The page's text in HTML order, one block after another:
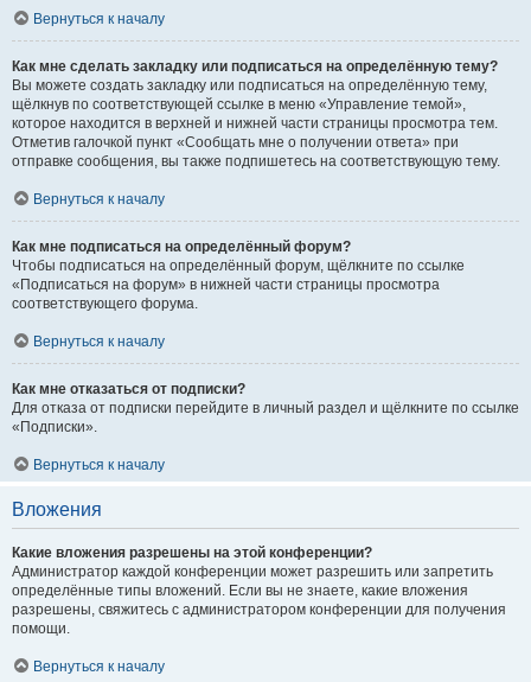
Вернуться к началу
Как мне сделать закладку или подписаться на определённую тему?
Вы можете создать закладку или подписаться на определённую тему,
щёлкнув по соответствующей ссылке в меню «Управление темой»,
которое находится в верхней и нижней части страницы просмотра тем.
Отметив галочкой пункт «Сообщать мне о получении ответа» при
отправке сообщения, вы также подпишетесь на соответствующую тему.
Вернуться к началу
Как мне подписаться на определённый форум?
Чтобы подписаться на определённый форум, щёлкните по ссылке
«Подписаться на форум» в нижней части страницы просмотра
соответствующего форума.
Вернуться к началу
Как мне отказаться от подписки?
Для отказа от подписки перейдите в личный раздел и щёлкните по ссылке
«Подписки».
Вернуться к началу
Вложения
Какие вложения разрешены на этой конференции?
Администратор каждой конференции может разрешить или запретить
определённые типы вложений. Если вы не знаете, какие вложения
разрешены, свяжитесь с администратором конференции для получения
помощи.
Вернуться к началу